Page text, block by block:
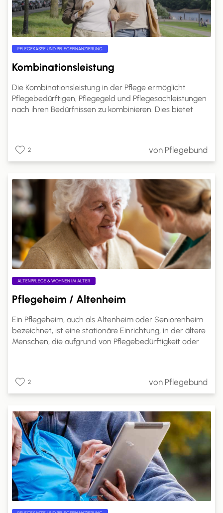
PFLEGEKASSE UND PFLEGEFINANZIERUNG
Kombinationsleistung
Die Kombinationsleistung in der Pflege ermöglicht
Pflegebedürftigen, Pflegegeld und Pflegesachleistungen
nach ihren Bedürfnissen zu kombinieren. Dies bietet
erforderlich, und die Kostenabrechnung erfolgt direkt
mit den Pflegeleistungserbringern. Dies ermöglicht eine
Bedürfnisse und Lebenssituationen.
2 von Pflegebund
ALTENPFLEGE & WOHNEN IM ALTER
Pflegeheim / Altenheim
Ein Pflegeheim, auch als Altenheim oder Seniorenheim
bezeichnet, ist eine stationäre Einrichtung, in der ältere
Menschen, die aufgrund von Pflegebedürftigkeit oder
Einrichtungen, die rund um die Uhr professionelle Pflege
und Unterstützung bieten.
2 von Pflegebund